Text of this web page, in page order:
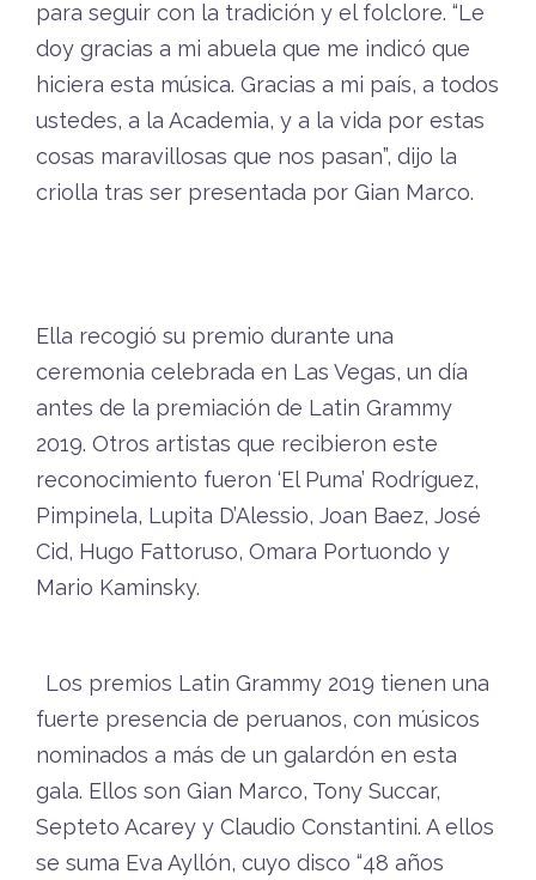
para seguir con la tradición y el folclore. “Le
doy gracias a mi abuela que me indicó que
hiciera esta música. Gracias a mi país, a todos
ustedes, a la Academia, y a la vida por estas
cosas maravillosas que nos pasan”, dijo la
criolla tras ser presentada por Gian Marco.
Ella recogió su premio durante una
ceremonia celebrada en Las Vegas, un día
antes de la premiación de Latin Grammy
2019. Otros artistas que recibieron este
reconocimiento fueron ‘El Puma’ Rodríguez,
Pimpinela, Lupita D’Alessio, Joan Baez, José
Cid, Hugo Fattoruso, Omara Portuondo y
Mario Kaminsky.
Los premios Latin Grammy 2019 tienen una
fuerte presencia de peruanos, con músicos
nominados a más de un galardón en esta
gala. Ellos son Gian Marco, Tony Succar,
Septeto Acarey y Claudio Constantini. A ellos
se suma Eva Ayllón, cuyo disco “48 años